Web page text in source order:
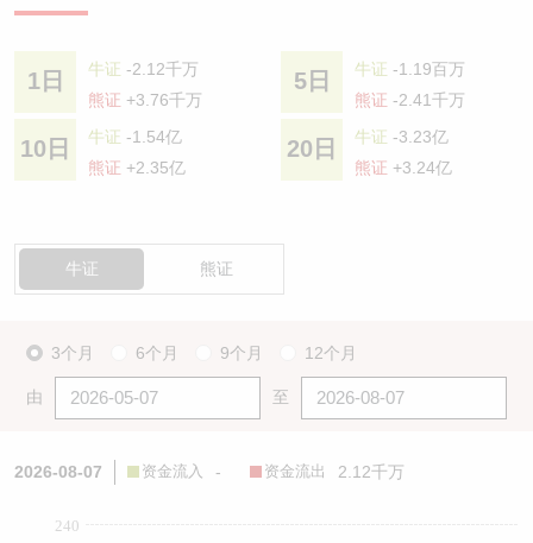
1日 牛证 -2.12千万
熊证 +3.76千万
5日 牛证 -1.19百万
熊证 -2.41千万
10日 牛证 -1.54亿
熊证 +2.35亿
20日 牛证 -3.23亿
熊证 +3.24亿
牛证 熊证
3个月 6个月 9个月 12个月
由 至
2026-08-07 资金流入 - 资金流出 2.12千万
240